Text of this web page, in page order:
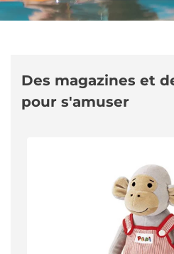
Des magazines et
pour s'amuser